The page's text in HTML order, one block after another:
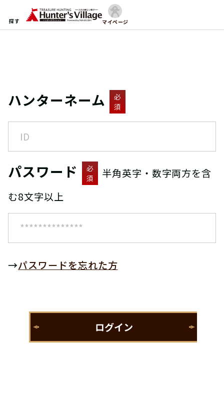
探す マイページ
ハンターネーム
必
須
パスワード
必
須
半角英字・数字両方を含
む8文字以上
→パスワードを忘れた方